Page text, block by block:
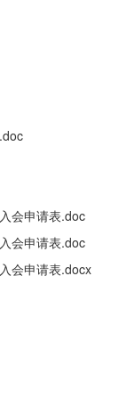
会申请表.doc
会申请表.doc
会申请表.docx